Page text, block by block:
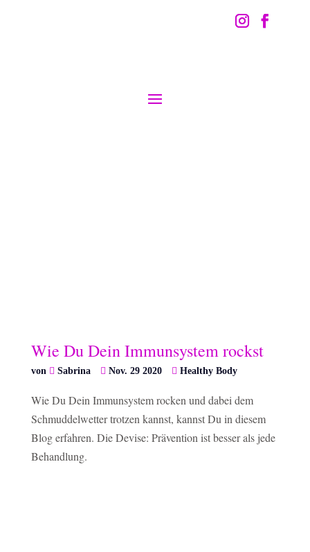
Wie Du Dein Immunsystem rockst
von Sabrina Nov. 29 2020 Healthy Body
Wie Du Dein Immunsystem rocken und dabei dem
Schmuddelwetter trotzen kannst, kannst Du in diesem
Blog erfahren. Die Devise: Prävention ist besser als jede
Behandlung.